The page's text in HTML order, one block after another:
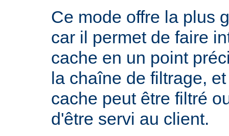
Ce mode offre la plus
car il permet de faire
cache en un point
la chaîne de filtrage,
cache peut être filtré
d'être servi au client.